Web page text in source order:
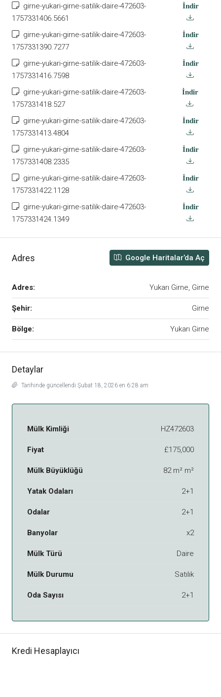
girne-yukari-girne-satilik-daire-472603-
1757331406.5661
İndir
girne-yukari-girne-satilik-daire-472603-
1757331390.7277
İndir
girne-yukari-girne-satilik-daire-472603-
1757331416.7598
İndir
girne-yukari-girne-satilik-daire-472603-
1757331418.527
İndir
girne-yukari-girne-satilik-daire-472603-
1757331413.4804
İndir
girne-yukari-girne-satilik-daire-472603-
1757331408.2335
İndir
girne-yukari-girne-satilik-daire-472603-
1757331422.1128
İndir
girne-yukari-girne-satilik-daire-472603-
1757331424.1349
İndir
Adres Google Haritalar’da Aç
Adres: Yukarı Girne, Girne
Şehir: Girne
Bölge: Yukarı Girne
Detaylar
Tarihinde güncellendi Şubat 18, 2026 en 6:28 am
Mülk Kimliği HZ472603
Fiyat £175,000
Mülk Büyüklüğü 82 m² m²
Yatak Odaları 2+1
Odalar 2+1
Banyolar x2
Mülk Türü Daire
Mülk Durumu Satılık
Oda Sayısı 2+1
Kredi Hesaplayıcı